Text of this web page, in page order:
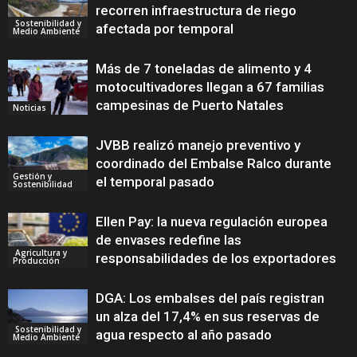
Sostenibilidad y
Medio Ambiente
recorren infraestructura de riego
afectada por temporal
Noticias
Más de 7 toneladas de alimento y 4
motocultivadores llegan a 67 familias
campesinas de Puerto Natales
Gestión y
Sostenibilidad
JVBB realizó manejo preventivo y
coordinado del Embalse Ralco durante
el temporal pasado
Agricultura y
Producción
Ellen Pay: la nueva regulación europea
de envases redefine las
responsabilidades de los exportadores
Sostenibilidad y
Medio Ambiente
DGA: Los embalses del país registran
un alza del 17,4% en sus reservas de
agua respecto al año pasado